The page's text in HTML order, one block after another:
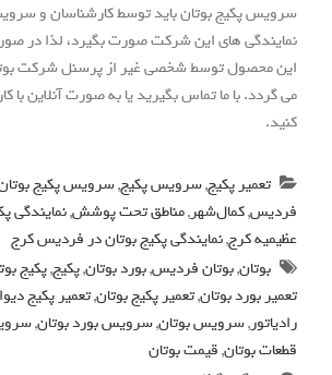
سرویس پکیج بوتان باید توسط کارشناسان و
نمایندگی های این شرکت صورت بگیرد، لذا در
این محصول توسط شخصی غیر از پرسنل شرکت
می گردد. با ما تماس بگیرید یا به صورت آنلاین با
کنید.
تعمیر پکیج,سرویس پکیج,سرویس پکیج
فردیس,کمال‌شهر,مناطق تحت پوشش,نمایندگی
عظیمیه کرج,نمایندگی پکیج بوتان در فردیس کرج
بوتان,بوتان فردیس,بورد بوتان,پکیج,پکیج
تعمیر بورد بوتان,تعمیر پکیج بوتان,تعمیر پکیج
رادیاتور,سرویس بوتان,سرویس بورد بوتان,
قطعات بوتان,قیمت بوتان